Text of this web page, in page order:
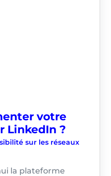
votre
LinkedIn ?
sur les réseaux
la plateforme